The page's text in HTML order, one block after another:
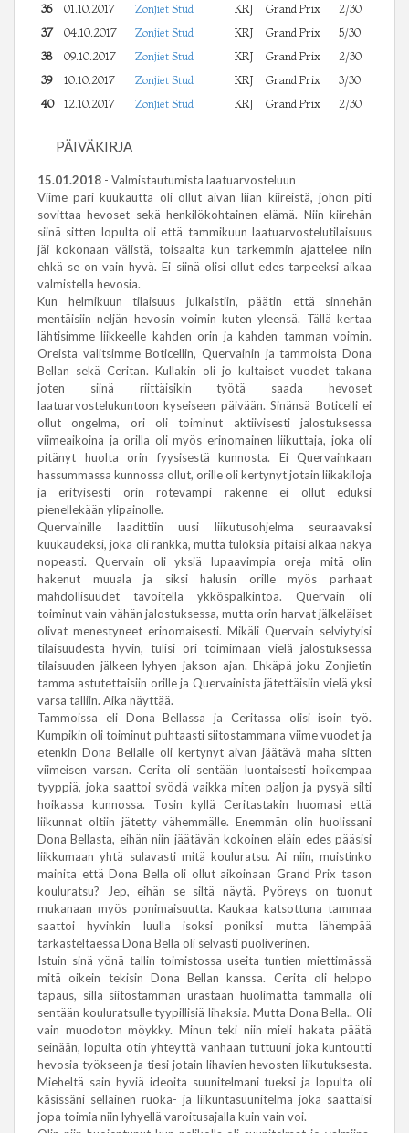
36
01.10.2017 Zonjiet Stud KRJ Grand Prix
2/30
37
04.10.2017 Zonjiet Stud KRJ Grand Prix
5/30
38
09.10.2017 Zonjiet Stud KRJ Grand Prix
2/30
39
10.10.2017 Zonjiet Stud KRJ Grand Prix
3/30
40
12.10.2017 Zonjiet Stud KRJ Grand Prix 2/30
PÄIVÄKIRJA
15.01.2018 - Valmistautumista laatuarvosteluun
Viime pari kuukautta oli ollut aivan liian kiireistä, johon piti
sovittaa hevoset sekä henkilökohtainen elämä. Niin kiirehän
siinä sitten lopulta oli että tammikuun laatuarvostelutilaisuus
jäi kokonaan välistä, toisaalta kun tarkemmin ajattelee niin
ehkä se on vain hyvä. Ei siinä olisi ollut edes tarpeeksi aikaa
valmistella hevosia.
Kun helmikuun tilaisuus julkaistiin, päätin että sinnehän
mentäisiin neljän hevosin voimin kuten yleensä. Tällä kertaa
lähtisimme liikkeelle kahden orin ja kahden tamman voimin.
Oreista valitsimme Boticellin, Quervainin ja tammoista Dona
Bellan sekä Ceritan. Kullakin oli jo kultaiset vuodet takana
joten siinä riittäisikin työtä saada hevoset
laatuarvostelukuntoon kyseiseen päivään. Sinänsä Boticelli ei
ollut ongelma, ori oli toiminut aktiivisesti jalostuksessa
viimeaikoina ja orilla oli myös erinomainen liikuttaja, joka oli
pitänyt huolta orin fyysisestä kunnosta. Ei Quervainkaan
hassummassa kunnossa ollut, orille oli kertynyt jotain liikakiloja
ja erityisesti orin rotevampi rakenne ei ollut eduksi
pienellekään ylipainolle.
Quervainille laadittiin uusi liikutusohjelma seuraavaksi
kuukaudeksi, joka oli rankka, mutta tuloksia pitäisi alkaa näkyä
nopeasti. Quervain oli yksiä lupaavimpia oreja mitä olin
hakenut muuala ja siksi halusin orille myös parhaat
mahdollisuudet tavoitella ykköspalkintoa. Quervain oli
toiminut vain vähän jalostuksessa, mutta orin harvat jälkeläiset
olivat menestyneet erinomaisesti. Mikäli Quervain selviytyisi
tilaisuudesta hyvin, tulisi ori toimimaan vielä jalostuksessa
tilaisuuden jälkeen lyhyen jakson ajan. Ehkäpä joku Zonjietin
tamma astutettaisiin orille ja Quervainista jätettäisiin vielä yksi
varsa talliin. Aika näyttää.
Tammoissa eli Dona Bellassa ja Ceritassa olisi isoin työ.
Kumpikin oli toiminut puhtaasti siitostammana viime vuodet ja
etenkin Dona Bellalle oli kertynyt aivan jäätävä maha sitten
viimeisen varsan. Cerita oli sentään luontaisesti hoikempaa
tyyppiä, joka saattoi syödä vaikka miten paljon ja pysyä silti
hoikassa kunnossa. Tosin kyllä Ceritastakin huomasi että
liikunnat oltiin jätetty vähemmälle. Enemmän olin huolissani
Dona Bellasta, eihän niin jäätävän kokoinen eläin edes pääsisi
liikkumaan yhtä sulavasti mitä kouluratsu. Ai niin, muistinko
mainita että Dona Bella oli ollut aikoinaan Grand Prix tason
kouluratsu? Jep, eihän se siltä näytä. Pyöreys on tuonut
mukanaan myös ponimaisuutta. Kaukaa katsottuna tammaa
saattoi hyvinkin luulla isoksi poniksi mutta lähempää
tarkasteltaessa Dona Bella oli selvästi puoliverinen.
Istuin sinä yönä tallin toimistossa useita tuntien miettimässä
mitä oikein tekisin Dona Bellan kanssa. Cerita oli helppo
tapaus, sillä siitostamman urastaan huolimatta tammalla oli
sentään kouluratsulle tyypillisiä lihaksia. Mutta Dona Bella.. Oli
vain muodoton möykky. Minun teki niin mieli hakata päätä
seinään, lopulta otin yhteyttä vanhaan tuttuuni joka kuntoutti
hevosia työkseen ja tiesi jotain lihavien hevosten liikutuksesta.
Mieheltä sain hyviä ideoita suunitelmani tueksi ja lopulta oli
käsissäni sellainen ruoka- ja liikuntasuunitelma joka saattaisi
jopa toimia niin lyhyellä varoitusajalla kuin vain voi.